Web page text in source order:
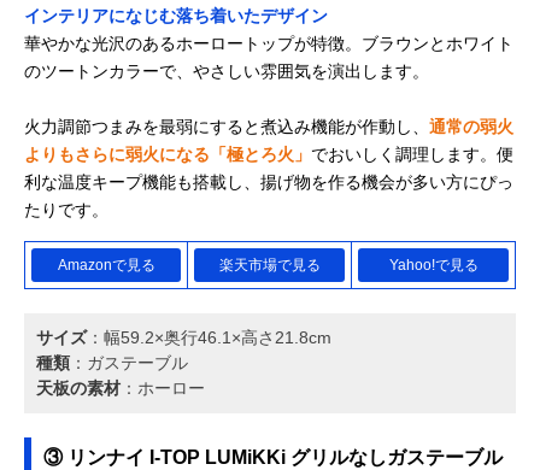
インテリアになじむ落ち着いたデザイン
華やかな光沢のあるホーロートップが特徴。ブラウンとホワイト
のツートンカラーで、やさしい雰囲気を演出します。
火力調節つまみを最弱にすると煮込み機能が作動し、 通常の弱火
よりもさらに弱火になる「極とろ火」 でおいしく調理します。便
利な温度キープ機能も搭載し、揚げ物を作る機会が多い方にぴっ
たりです。
Amazonで見る 楽天市場で見る Yahoo!で見る
サイズ：幅59.2×奥行46.1×高さ21.8cm
種類 ：ガステーブル
天板の素材 ：ホーロー
③ リンナイ ‎I-TOP LUMiKKi グリルなしガステーブル